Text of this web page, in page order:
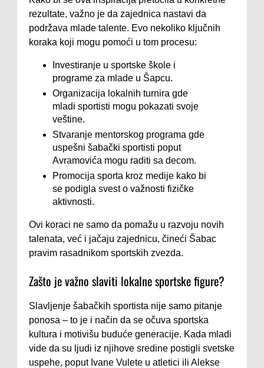
rezultate, važno je da zajednica nastavi da
podržava mlade talente. Evo nekoliko ključnih
koraka koji mogu pomoći u tom procesu:
Investiranje u sportske škole i
programe za mlade u Šapcu.
Organizacija lokalnih turnira gde
mladi sportisti mogu pokazati svoje
veštine.
Stvaranje mentorskog programa gde
uspešni šabački sportisti poput
Avramovića mogu raditi sa decom.
Promocija sporta kroz medije kako bi
se podigla svest o važnosti fizičke
aktivnosti.
Ovi koraci ne samo da pomažu u razvoju novih
talenata, već i jačaju zajednicu, čineći Šabac
pravim rasadnikom sportskih zvezda.
Zašto je važno slaviti lokalne sportske figure?
Slavljenje šabačkih sportista nije samo pitanje
ponosa – to je i način da se očuva sportska
kultura i motivišu buduće generacije. Kada mladi
vide da su ljudi iz njihove sredine postigli svetske
uspehe, poput Ivane Vulete u atletici ili Alekse